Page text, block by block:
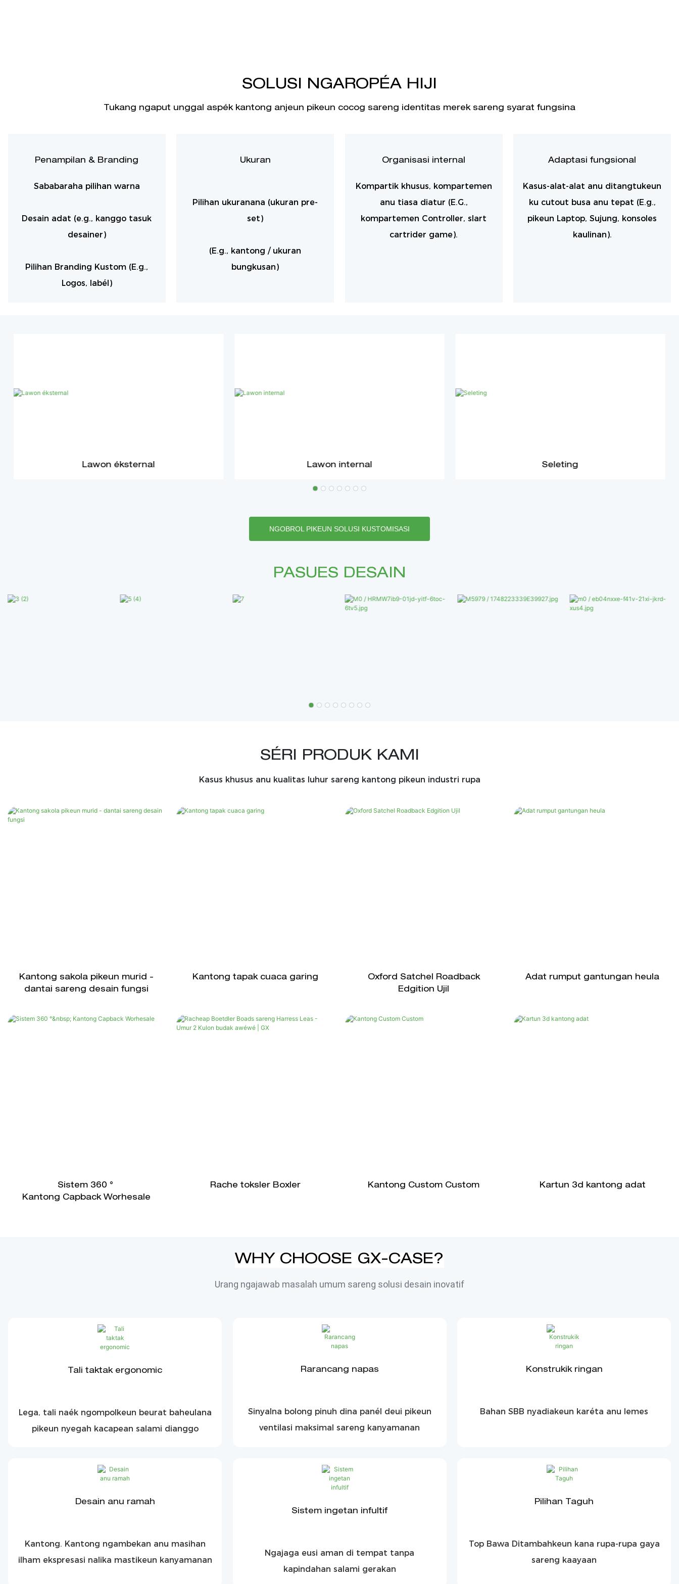
SOLUSI NGAROPÉA HIJI
Tukang ngaput unggal aspék kantong anjeun pikeun cocog sareng identitas merek sareng syarat fungsina
Penampilan & Branding
Sababaraha pilihan warna
Desain adat (e.g., kanggo tasuk
desainer)
Pilihan Branding Kustom (E.g.,
Logos, labél)
Ukuran
Pilihan ukuranana (ukuran pre-
set)
(E.g., kantong / ukuran
bungkusan)
Organisasi internal
Kompartik khusus, kompartemen
anu tiasa diatur (E.G.,
kompartemen Controller, slart
cartrider game).
Adaptasi fungsional
Kasus-alat-alat anu ditangtukeun
ku cutout busa anu tepat (E.g.,
pikeun Laptop, Sujung, konsoles
kaulinan).
Lawon éksternal Lawon internal Seleting
NGOBROL PIKEUN SOLUSI KUSTOMISASI
PASUES DESAIN
SÉRI PRODUK KAMI
Kasus khusus anu kualitas luhur sareng kantong pikeun industri rupa
Kantong sakola pikeun murid -
dantai sareng desain fungsi
Kantong tapak cuaca garing
Oxford Satchel Roadback
Edgition Ujil
Adat rumput gantungan heula
Sistem 360 °
Kantong Capback Worhesale
Rache toksler Boxler Kantong Custom Custom Kartun 3d kantong adat
WHY CHOOSE GX-CASE?
Urang ngajawab masalah umum sareng solusi desain inovatif
Tali taktak ergonomic
Lega, tali naék ngompolkeun beurat baheulana
pikeun nyegah kacapean salami dianggo
Rarancang napas
Sinyalna bolong pinuh dina panél deui pikeun
ventilasi maksimal sareng kanyamanan
Konstrukik ringan
Bahan SBB nyadiakeun karéta anu lemes
Desain anu ramah
Kantong. Kantong ngambekan anu masihan
ilham ekspresasi nalika mastikeun kanyamanan
Sistem ingetan infultif
Ngajaga eusi aman di tempat tanpa
kapindahan salami gerakan
Pilihan Taguh
Top Bawa Ditambahkeun kana rupa-rupa gaya
sareng kaayaan